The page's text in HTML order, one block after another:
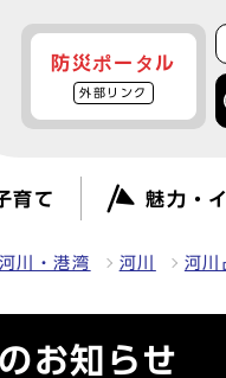
防災ポータル
外部リンク
育て 魅力・
川・港湾 河川 河川
お知らせ